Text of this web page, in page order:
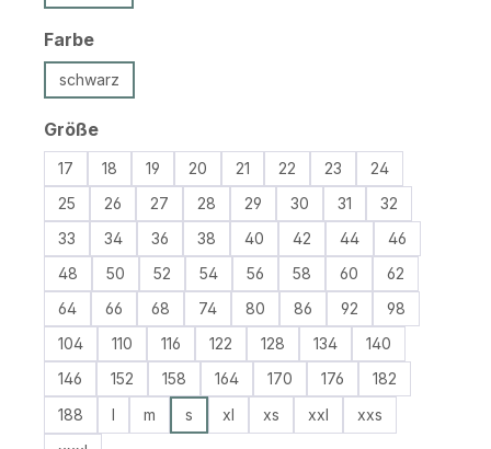
Farbeauswählen
schwarz
Größeauswählen
17 18 19 20 21 22 23
24
25
26 27 28 29 30 31
32
33
34 36 38 40 42 44
46
48
50 52 54 56 58 60
62
64
66 68 74 80 86 92
98
104
110 116 122 128 134
140
146
152 158 164 170 176
182
188
l m s xl xs xxl
xxs